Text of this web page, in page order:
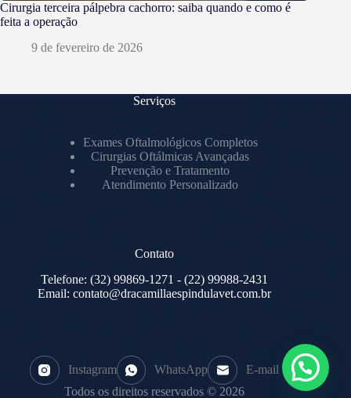
Cirurgia terceira pálpebra cachorro: saiba quando e como é
feita a operação
9 de fevereiro de 2026
Serviços
Exames Oftalmológicos Completos
Cirurgias Oftálmicas Avançadas
Prevenção e Tratamento
Atendimento Personalizado
Contato
Telefone: (32) 99869-1271 - (22) 99988-2431
Email:contato@dracamillaespindulavet.com.br
Instagram WhatsApp
E-mail
Todos os direitos reservados © 2026